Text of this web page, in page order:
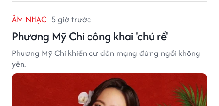
ÂM NHẠC 5 giờ trước
Phương Mỹ Chi công khai 'chú rể'
Phương Mỹ Chi khiến cư dân mạng đứng ngồi không
yên.